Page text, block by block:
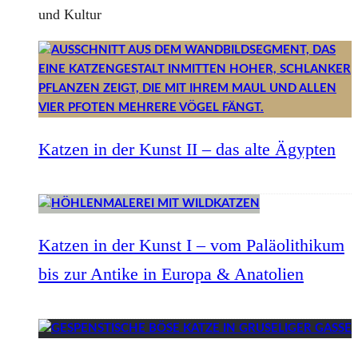
und Kultur
Katzen in der Kunst II – das alte Ägypten
Katzen in der Kunst I – vom Paläolithikum
bis zur Antike in Europa & Anatolien